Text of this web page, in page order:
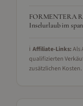
FORMENTERA
Inselurlaub im
ℹ️ Affiliate-Links:Als
qualifizierten
zusätzlichen Kosten.